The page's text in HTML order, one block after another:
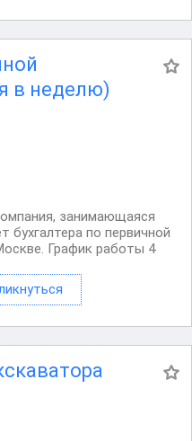
в неделю)
занимающаяся
бухгалтера по первичной
График работы 4
кодексу
Опыт работы на